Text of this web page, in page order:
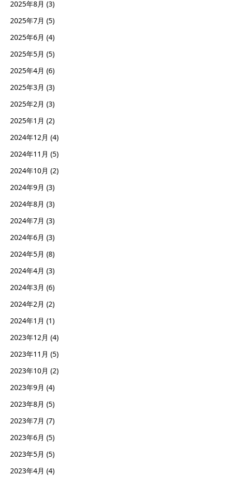
2025年8月 (3)
2025年7月 (5)
2025年6月 (4)
2025年5月 (5)
2025年4月 (6)
2025年3月 (3)
2025年2月 (3)
2025年1月 (2)
2024年12月 (4)
2024年11月 (5)
2024年10月 (2)
2024年9月 (3)
2024年8月 (3)
2024年7月 (3)
2024年6月 (3)
2024年5月 (8)
2024年4月 (3)
2024年3月 (6)
2024年2月 (2)
2024年1月 (1)
2023年12月 (4)
2023年11月 (5)
2023年10月 (2)
2023年9月 (4)
2023年8月 (5)
2023年7月 (7)
2023年6月 (5)
2023年5月 (5)
2023年4月 (4)